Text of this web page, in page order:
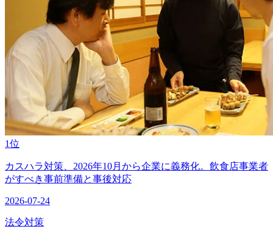
1位
カスハラ対策、2026年10月から企業に義務化。飲食店事業者
がすべき事前準備と事後対応
2026-07-24
法令対策